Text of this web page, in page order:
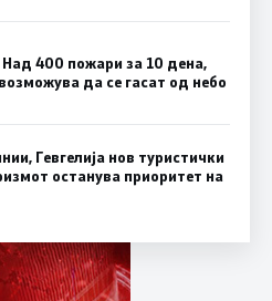
Над 400 пожари за 10 дена,
да се гасат од небо
Гевгелија нов туристички
останува приоритет на